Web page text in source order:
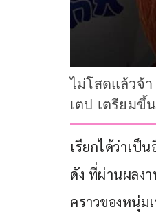
ไม่โสดแล้วจ้
เตป เตรียมขึ้
เรียกได้ว่าเป็
ดัง ที่ผ่านผลง
คราวของหนุ่ม